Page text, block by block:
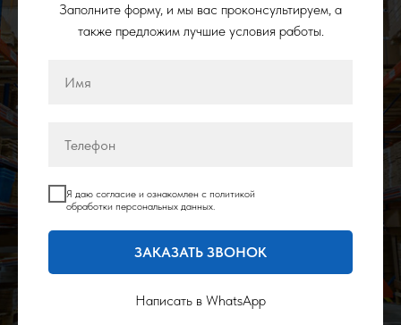
Заполните форму, и мы вас проконсультируем, а
также предложим лучшие условия работы.
Я даю согласие и ознакомлен с политикой
обработки персональных данных.
ЗАКАЗАТЬ ЗВОНОК
Написать в WhatsApp